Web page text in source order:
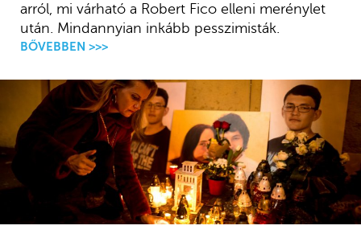
arról, mi várható a Robert Fico elleni merénylet
után. Mindannyian inkább pesszimisták.
BŐVEBBEN >>>